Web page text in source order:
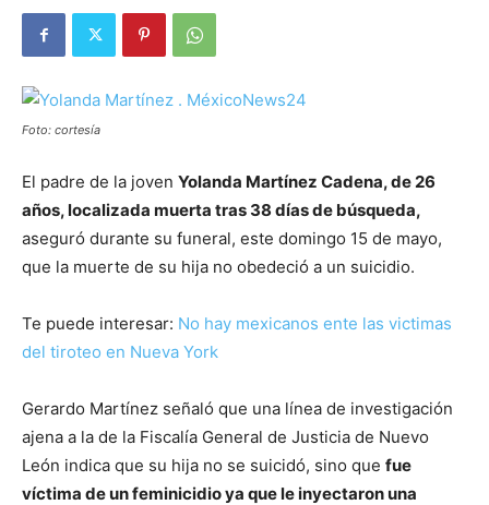
Foto: cortesía
El padre de la joven Yolanda Martínez Cadena, de 26
años, localizada muerta tras 38 días de búsqueda,
aseguró durante su funeral, este domingo 15 de mayo,
que la muerte de su hija no obedeció a un suicidio.
Te puede interesar: No hay mexicanos ente las victimas
del tiroteo en Nueva York
Gerardo Martínez señaló que una línea de investigación
ajena a la de la Fiscalía General de Justicia de Nuevo
León indica que su hija no se suicidó, sino que fue
víctima de un feminicidio ya que le inyectaron una